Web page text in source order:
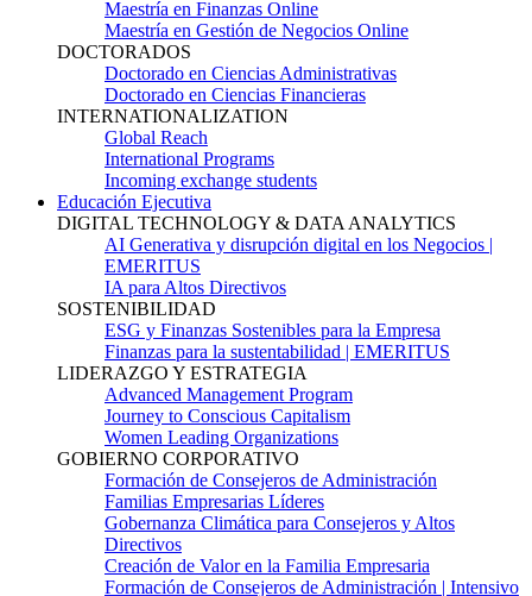
Maestría en Finanzas Online
Maestría en Gestión de Negocios Online
DOCTORADOS
Doctorado en Ciencias Administrativas
Doctorado en Ciencias Financieras
INTERNATIONALIZATION
Global Reach
International Programs
Incoming exchange students
Educación Ejecutiva
DIGITAL TECHNOLOGY & DATA ANALYTICS
AI Generativa y disrupción digital en los Negocios |
EMERITUS
IA para Altos Directivos
SOSTENIBILIDAD
ESG y Finanzas Sostenibles para la Empresa
Finanzas para la sustentabilidad | EMERITUS
LIDERAZGO Y ESTRATEGIA
Advanced Management Program
Journey to Conscious Capitalism
Women Leading Organizations
GOBIERNO CORPORATIVO
Formación de Consejeros de Administración
Familias Empresarias Líderes
Gobernanza Climática para Consejeros y Altos
Directivos
Creación de Valor en la Familia Empresaria
Formación de Consejeros de Administración | Intensivo